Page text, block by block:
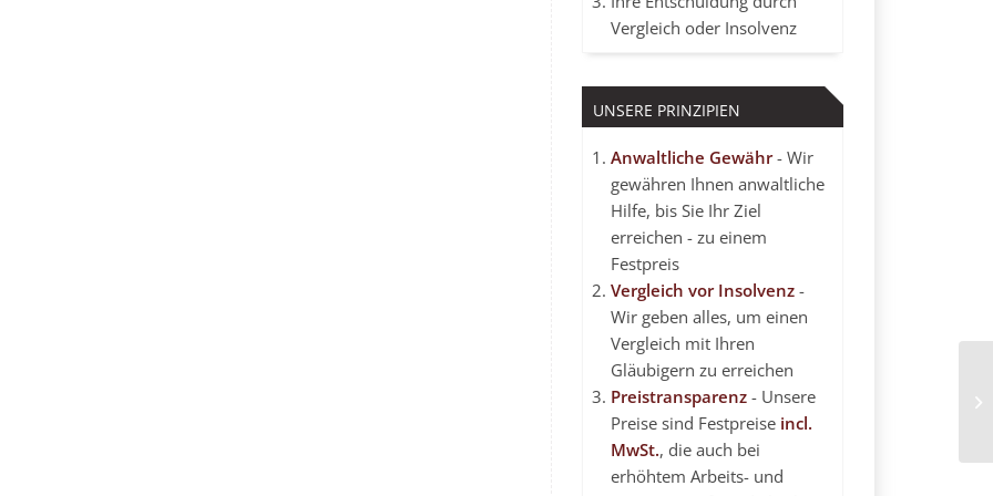
Vergleich oder Insolvenz
UNSERE PRINZIPIEN
Anwaltliche Gewähr- Wir
gewähren Ihnen anwaltliche
Hilfe, bis Sie Ihr Ziel
erreichen - zu einem
Festpreis
Vergleich vor Insolvenz-
Wir geben alles, um einen
Vergleich mit Ihren
Gläubigern zu erreichen
Preistransparenz- Unsere
Preise sind Festpreise incl.
MwSt., die auch bei
erhöhtem Arbeits- und